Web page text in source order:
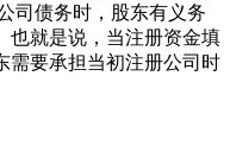
司债务时，股东有义务
也就是说，当注册资金填
需要承担当初注册公司时